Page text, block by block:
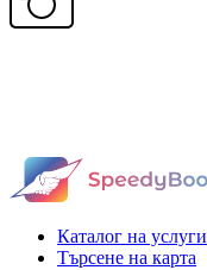
Каталог на услуги
Търсене на карта